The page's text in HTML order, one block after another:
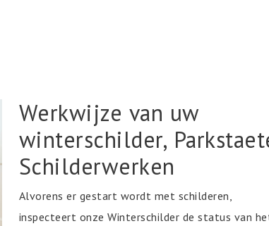
Werkwijze van uw
winterschilder,
Schilderwerken
Alvorens er gestart wordt met schilderen,
inspecteert onze Winterschilder de status van